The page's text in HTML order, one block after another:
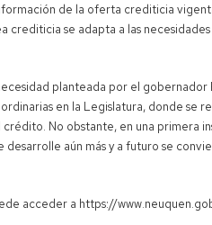
de la oferta crediticia
crediticia se adapta a las
planteada por el
en la Legislatura, donde se
No obstante, en una primera
desarrolle aún más y a futuro se
acceder a https://